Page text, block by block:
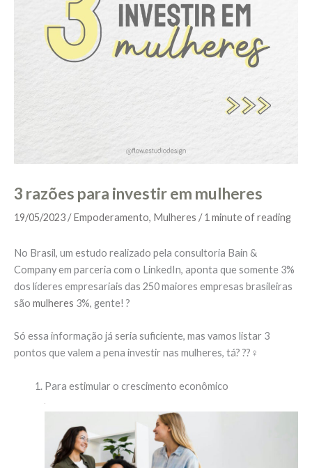
3 razões para investir em mulheres
19/05/2023 /Empoderamento, Mulheres /1 minute of reading
No Brasil, um estudo realizado pela consultoria Bain &
Company em parceria com o LinkedIn, aponta que somente 3%
dos líderes empresariais das 250 maiores empresas brasileiras
são mulheres 3%, gente! ?
Só essa informação já seria suficiente, mas vamos listar 3
pontos que valem a pena investir nas mulheres, tá? ??‍♀️
Para estimular o crescimento econômico